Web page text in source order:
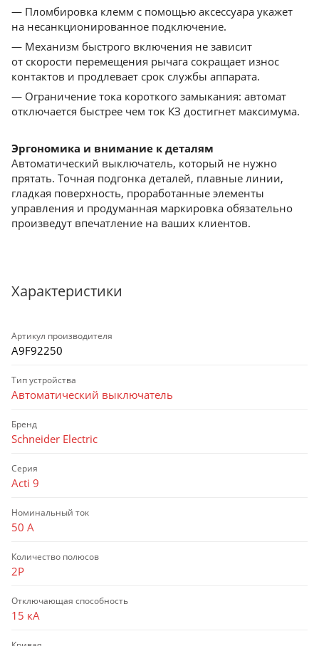
— Пломбировка клемм с помощью аксессуара укажет
на несанкционированное подключение.
— Механизм быстрого включения не зависит
от скорости перемещения рычага сокращает износ
контактов и продлевает срок службы аппарата.
— Ограничение тока короткого замыкания: автомат
отключается быстрее чем ток КЗ достигнет максимума.
Эргономика и внимание к деталям
Автоматический выключатель, который не нужно
прятать. Точная подгонка деталей, плавные линии,
гладкая поверхность, проработанные элементы
управления и продуманная маркировка обязательно
произведут впечатление на ваших клиентов.
Характеристики
Артикул производителя
A9F92250
Тип устройства
Автоматический выключатель
Бренд
Schneider Electric
Серия
Acti 9
Номинальный ток
50 А
Количество полюсов
2P
Отключающая способность
15 кА